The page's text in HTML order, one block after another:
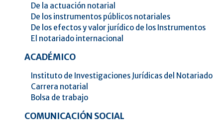
De la actuación notarial
De los instrumentos públicos notariales
De los efectos y valor jurídico de los Instrumentos
El notariado internacional
ACADÉMICO
Instituto de Investigaciones Jurídicas del Notariado
Carrera notarial
Bolsa de trabajo
COMUNICACIÓN SOCIAL